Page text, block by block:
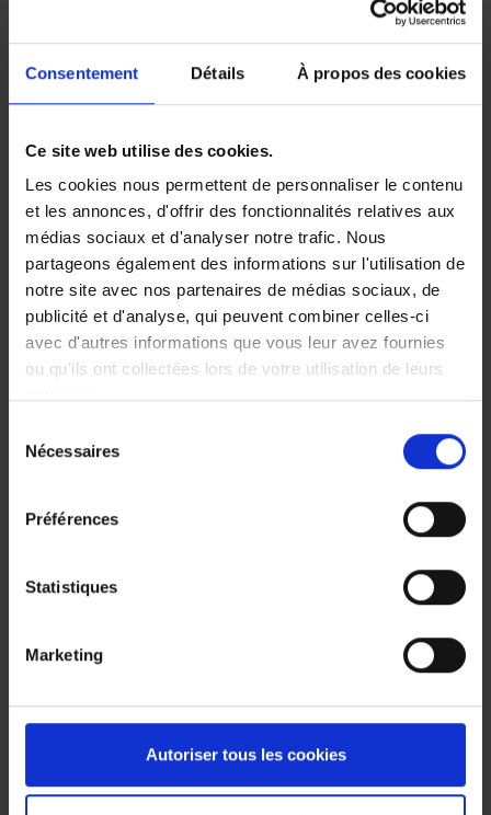
Consentement Détails À propos des cookies
Ce site web utilise des cookies.
Les cookies nous permettent de personnaliser le contenu
et les annonces, d'offrir des fonctionnalités relatives aux
médias sociaux et d'analyser notre trafic. Nous
partageons également des informations sur l'utilisation de
notre site avec nos partenaires de médias sociaux, de
publicité et d'analyse, qui peuvent combiner celles-ci
avec d'autres informations que vous leur avez fournies
ou qu'ils ont collectées lors de votre utilisation de leurs
Nécessaires
Préférences
Statistiques
Marketing
Autoriser tous les cookies
Fractionner votre paiement
semestriel.
Un aperçu clair
Un aperçu clair des assurances de votre entreprise.
Exclusions et limitations
Accident du travail)
Le contrat pour cette assurance est conclu pour une
période d’un an et est reconduit tacitement chaque
année.
produits sur ce site internet sont soumises aux règles du
droit belge.
conditions applicables au risque assuré : avant de
souscrire cette assurance, nous vous conseillons de
prendre connaissance du document d’information sur le
produit et desconditions généralesapplicables à cette